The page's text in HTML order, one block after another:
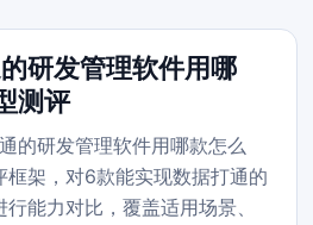
研发管理软件用哪
测评
的研发管理软件用哪款怎么
框架，对6款能实现数据打通的
能力对比，覆盖适用场景、